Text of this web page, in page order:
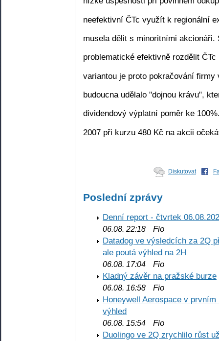
neefektivní ČTc využít k regionální
musela dělit s minoritními akcionáři.
problematické efektivně rozdělit
variantou je proto pokračování firmy
budoucna udělalo "dojnou krávu",
dividendový výplatní poměr ke
2007 při kurzu 480 Kč na akcii
Diskutovat
Poslední zprávy
Denní report - čtvrtek
06.08. 22:18 Fio
Datadog ve výsledcích za 2Q
ale poutá výhled na 2H
06.08. 17:04 Fio
Kladný závěr na pražské burze
06.08. 16:58 Fio
Honeywell Aerospace v
výhled
06.08. 15:54 Fio
Duolingo ve 2Q zrychlilo růst